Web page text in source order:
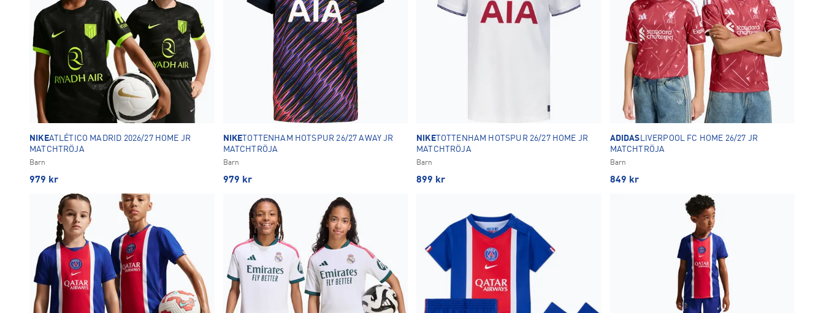
NIKEATLÉTICO MADRID 2026/27 HOME JR
MATCHTRÖJA
Barn
979 kr
NIKETOTTENHAM HOTSPUR 26/27 AWAY JR
MATCHTRÖJA
Barn
979 kr
NIKETOTTENHAM HOTSPUR 26/27 HOME JR
MATCHTRÖJA
Barn
899 kr
ADIDAS LIVERPOOL FC HOME 26/27 JR
MATCHTRÖJA
Barn
849 kr